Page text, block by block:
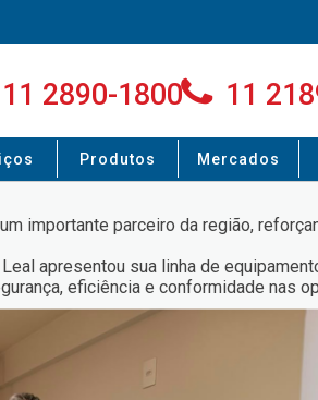
11 2890-1800 11
Produtos Mercados
importante parceiro da região,
apresentou sua linha de
eficiência e conformidade nas